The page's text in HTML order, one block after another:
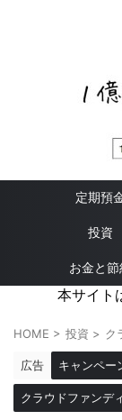
定期預
投資
お金と節
本サイト
HOME > 投資 > ク
広告 キャンペー
クラウドファンデ